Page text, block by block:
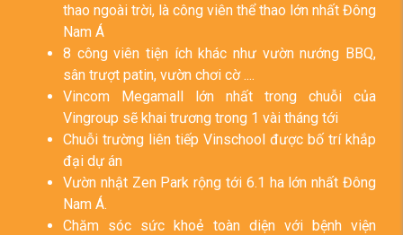
thao ngoài trời, là công viên thể thao lớn nhất Đông
Nam Á
8 công viên tiện ích khác như vườn nướng BBQ,
sân trượt patin, vườn chơi cờ ....
Vincom Megamall lớn nhất trong chuỗi của
Vingroup sẽ khai trương trong 1 vài tháng tới
Chuỗi trường liên tiếp Vinschool được bố trí khắp
đại dự án
Vườn nhật Zen Park rộng tới 6.1 ha lớn nhất Đông
Nam Á.
Chăm sóc sức khoẻ toàn diện với bệnh viện